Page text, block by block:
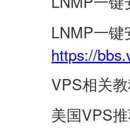
LNMP一
https://
VPS相关
美国VPS